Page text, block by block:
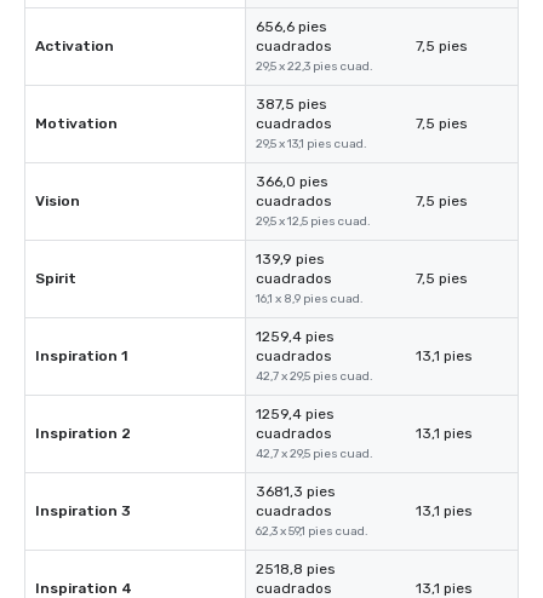
Activation
656,6 pies
cuadrados
29,5 x 22,3 pies cuad.
7,5 pies
Motivation
387,5 pies
cuadrados
29,5 x 13,1 pies cuad.
7,5 pies
Vision
366,0 pies
cuadrados
29,5 x 12,5 pies cuad.
7,5 pies
Spirit
139,9 pies
cuadrados
16,1 x 8,9 pies cuad.
7,5 pies
Inspiration 1
1259,4 pies
cuadrados
42,7 x 29,5 pies cuad.
13,1 pies
Inspiration 2
1259,4 pies
cuadrados
42,7 x 29,5 pies cuad.
13,1 pies
Inspiration 3
3681,3 pies
cuadrados
62,3 x 59,1 pies cuad.
13,1 pies
Inspiration 4
2518,8 pies
cuadrados
13,1 pies